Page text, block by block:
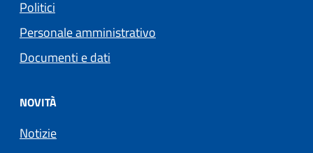
Politici
Personale amministrativo
Documenti e dati
NOVITÀ
Notizie